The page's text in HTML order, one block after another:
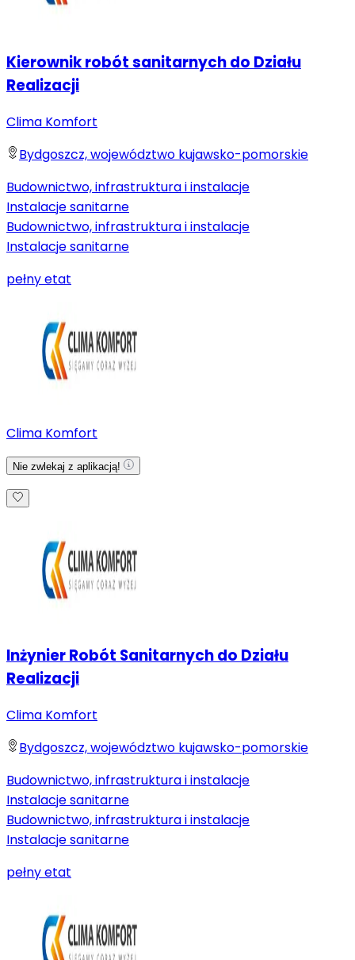
Kierownik robót sanitarnych do Działu
Realizacji
Clima Komfort
Bydgoszcz, województwo kujawsko-pomorskie
Budownictwo, infrastruktura i instalacje
Instalacje sanitarne
Budownictwo, infrastruktura i instalacje
Instalacje sanitarne
pełny etat
Clima Komfort
Nie zwlekaj z aplikacją!
Inżynier Robót Sanitarnych do Działu
Realizacji
Clima Komfort
Bydgoszcz, województwo kujawsko-pomorskie
Budownictwo, infrastruktura i instalacje
Instalacje sanitarne
Budownictwo, infrastruktura i instalacje
Instalacje sanitarne
pełny etat